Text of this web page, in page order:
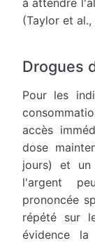
à attendre
(Taylor et
Drogues
Pour les
accès
dose
jours) et
l'argent
prononcée
répété sur
évidence